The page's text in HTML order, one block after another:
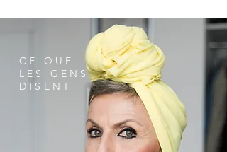
CE QUE
LES GENS
DISENT